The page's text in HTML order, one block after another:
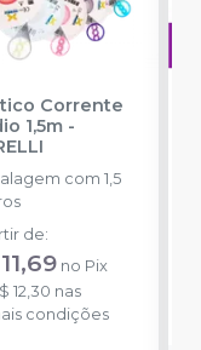
Corrente
1,5m-
com 1,5
de:
no Pix
12,30 nas
condições